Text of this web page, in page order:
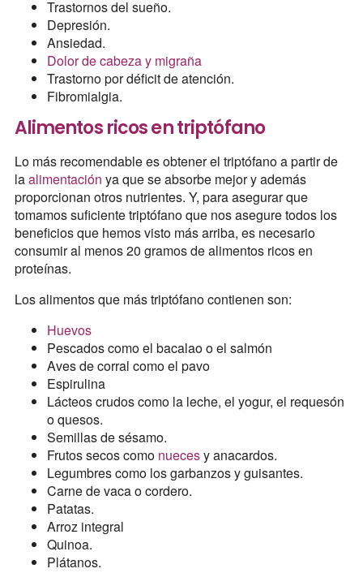
Trastornos del sueño.
Depresión.
Ansiedad.
Dolor de cabeza y migraña
Trastorno por déficit de atención.
Fibromialgia.
Alimentos ricos en triptófano
Lo más recomendable es obtener el triptófano a partir de
laalimentación ya que se absorbe mejor y además
proporcionan otros nutrientes. Y, para asegurar que
tomamos suficiente triptófano que nos asegure todos los
beneficios que hemos visto más arriba, es necesario
consumir al menos 20 gramos de alimentos ricos en
proteínas.
Los alimentos que más triptófano contienen son:
Huevos
Pescados como el bacalao o el salmón
Aves de corral como el pavo
Espirulina
Lácteos crudos como la leche, el yogur, el requesón
o quesos.
Semillas de sésamo.
Frutos secos como nuecesy anacardos.
Legumbres como los garbanzos y guisantes.
Carne de vaca o cordero.
Patatas.
Arroz integral
Quinoa.
Plátanos.